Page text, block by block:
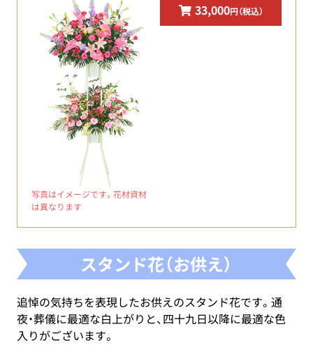
写真はイメージです。花材資材
は異なります
33,000円（税込）
スタンド花（お供え）
追悼の気持ちを表現したお供えのスタンド花です。通
夜・葬儀に最適な白上がりと、四十九日以降に最適な色
入りがございます。